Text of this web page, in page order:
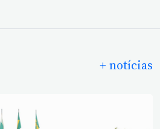
+ notícias